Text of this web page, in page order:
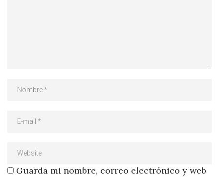
Guarda mi nombre, correo electrónico y web